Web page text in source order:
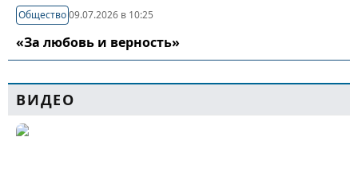
Общество09.07.2026 в 10:25
«За любовь и верность»
ВИДЕО